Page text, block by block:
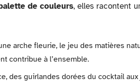
de couleurs, elles racontent
arche fleurie, le jeu des matières
contribue à l’ensemble.
des guirlandes dorées du cocktail